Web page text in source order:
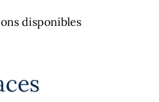
disponibles